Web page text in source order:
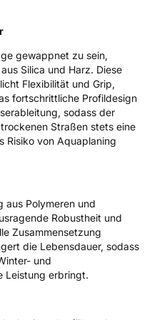
Ir. E.L.C. Schiffstraat
gewappnet zu sein,
Silica und Harz. Diese
Flexibilität und Grip,
fortschrittliche Profildesign
sodass der
Straßen stets eine
Risiko von Aquaplaning
aus Polymeren und
Robustheit und
Zusammensetzung
die Lebensdauer, sodass
und
Leistung erbringt.